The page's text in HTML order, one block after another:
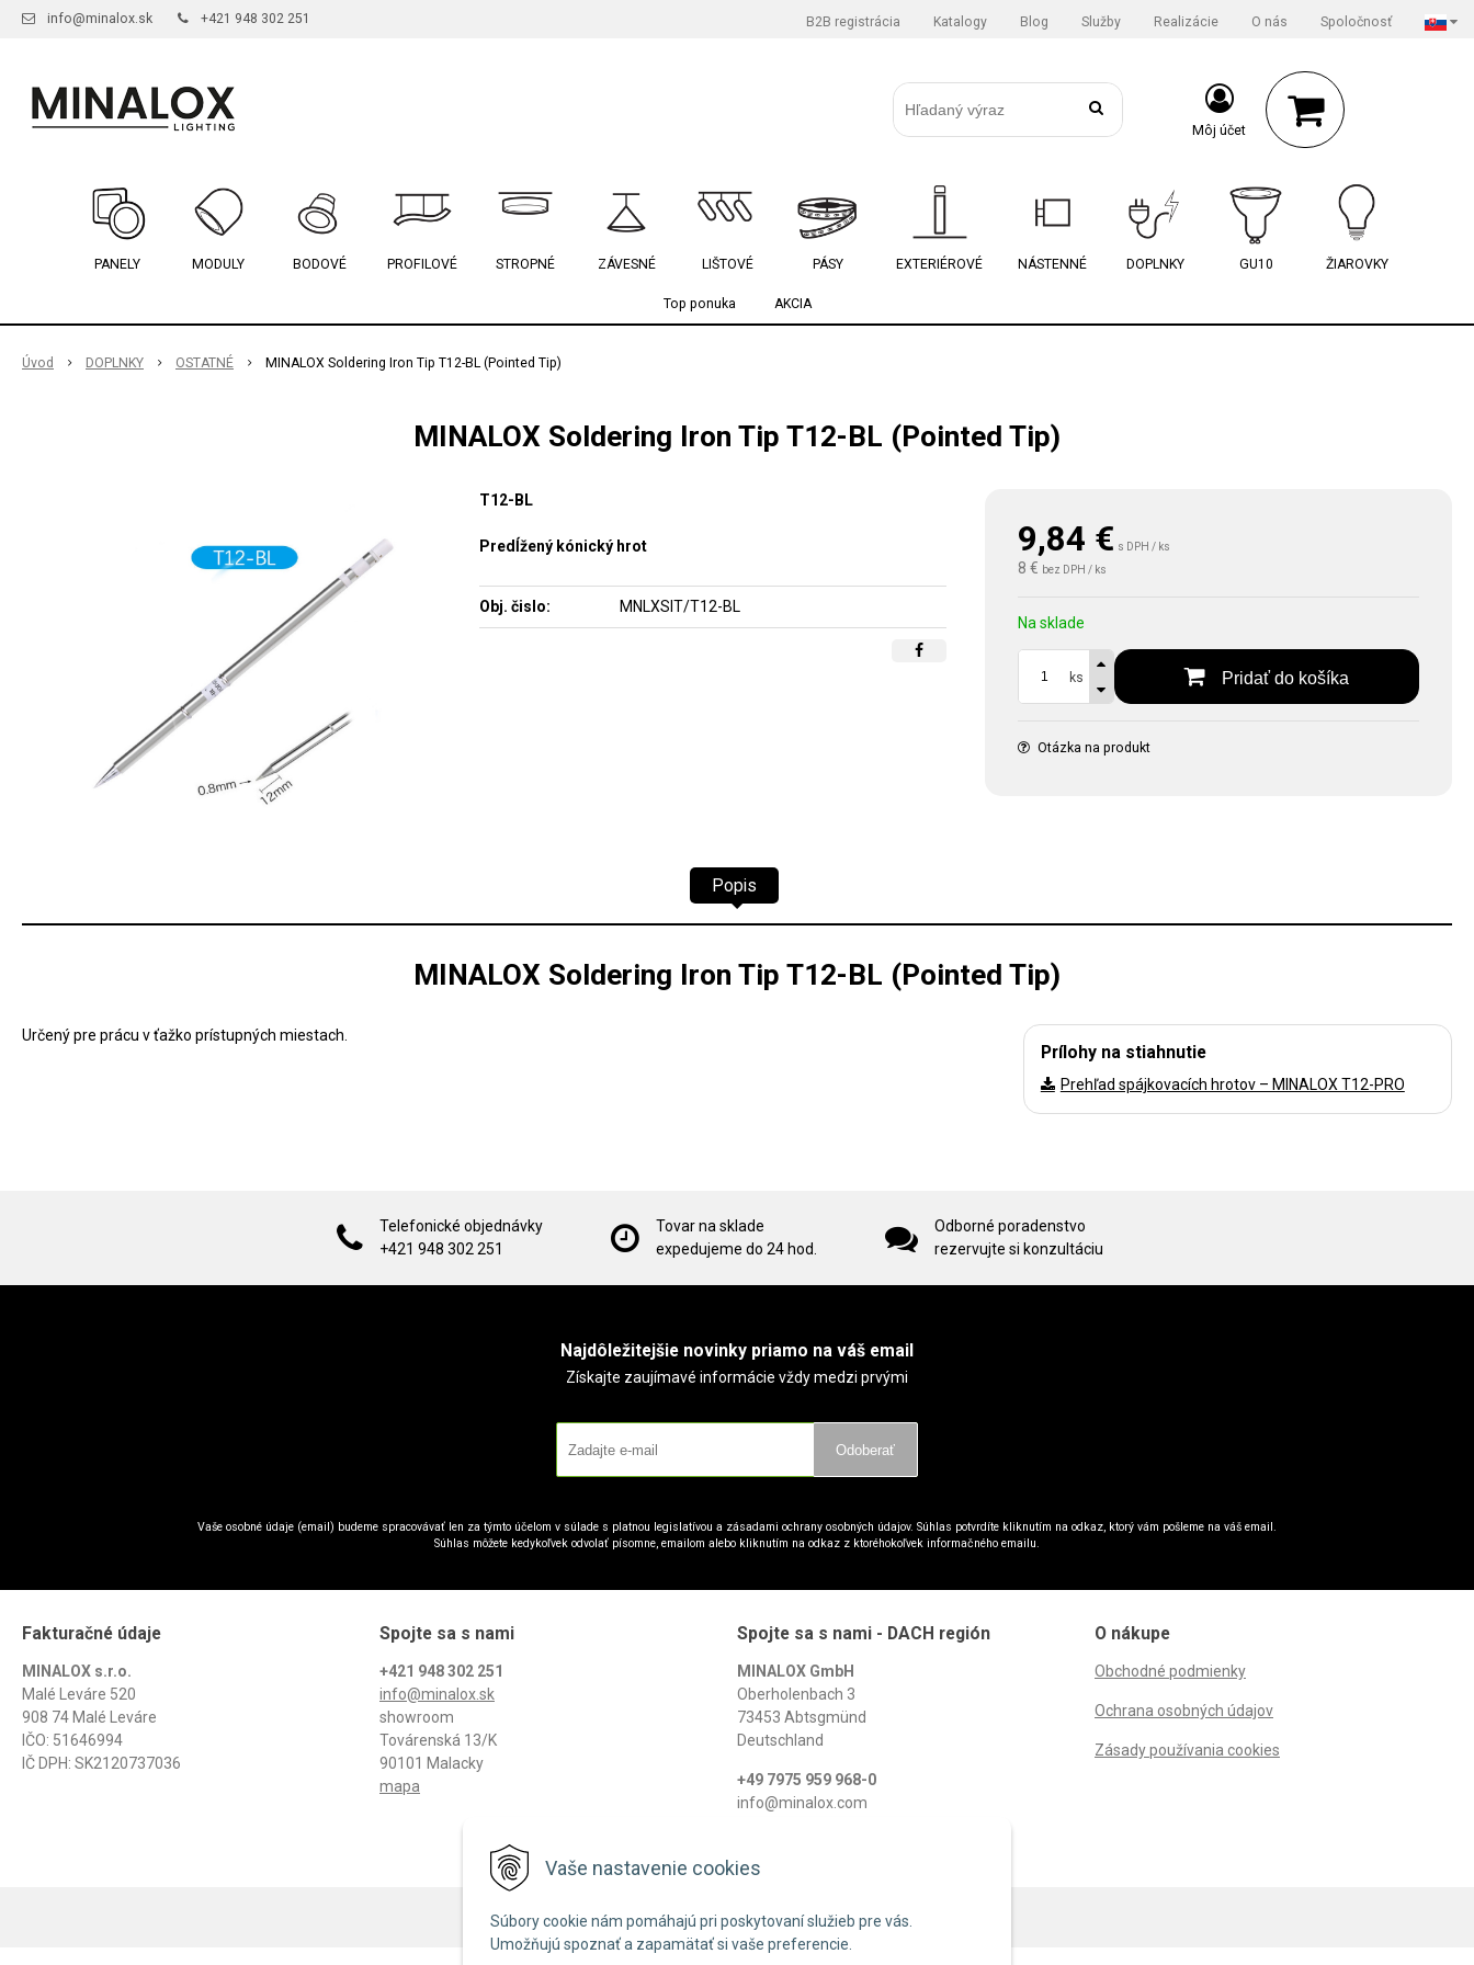
Vaše nastavenie cookies
Súbory cookie nám pomáhajú pri poskytovaní služieb pre vás.
Umožňujú spoznať a zapamätať si vaše preferencie.
info@minalox.sk +421 948 302 251 B2B registrácia Katalogy Blog Služby Realizácie O nás Spoločnosť
Môj účet
PANELY MODULY BODOVÉ PROFILOVÉ STROPNÉ ZÁVESNÉ LIŠTOVÉ PÁSY EXTERIÉROVÉ NÁSTENNÉ DOPLNKY GU10 ŽIAROVKY
Top ponuka AKCIA
Úvod DOPLNKY OSTATNÉ MINALOX Soldering Iron Tip T12-BL (Pointed Tip)
MINALOX Soldering Iron Tip T12-BL (Pointed Tip)
9,84 € s DPH / ks
8 € bez DPH / ks
Na sklade
ks Pridať do košíka
Otázka na produkt
T12-BL
Predĺžený kónický hrot
Obj. čislo: MNLXSIT/T12-BL
Popis
MINALOX Soldering Iron Tip T12-BL (Pointed Tip)
Prílohy na stiahnutie
Prehľad spájkovacích hrotov – MINALOX T12-PRO
Určený pre prácu v ťažko prístupných miestach.
Telefonické objednávky
+421 948 302 251
Tovar na sklade
expedujeme do 24 hod.
Odborné poradenstvo
rezervujte si konzultáciu
Najdôležitejšie novinky priamo na váš email
Získajte zaujímavé informácie vždy medzi prvými
Odoberať
Vaše osobné údaje (email) budeme spracovávať len za týmto účelom v súlade s platnou legislatívou a zásadami ochrany osobných údajov. Súhlas potvrdíte kliknutím na odkaz, ktorý vám pošleme na váš email.
Súhlas môžete kedykoľvek odvolať písomne, emailom alebo kliknutím na odkaz z ktoréhokoľvek informačného emailu.
Fakturačné údaje
MINALOX s.r.o.
Malé Leváre 520
908 74 Malé Leváre
IČO: 51646994
IČ DPH: SK2120737036
Spojte sa s nami
+421 948 302 251
info@minalox.sk
showroom
Továrenská 13/K
90101 Malacky
mapa
Spojte sa s nami - DACH región
MINALOX GmbH
Oberholenbach 3
73453 Abtsgmünd
Deutschland
+49 7975 959 968-0
info@minalox.com
O nákupe
Obchodné podmienky
Ochrana osobných údajov
Zásady používania cookies
© 2026 Minalox •NextShop&e-shop Pohoda ConnectorbyNextCom s.r.o.